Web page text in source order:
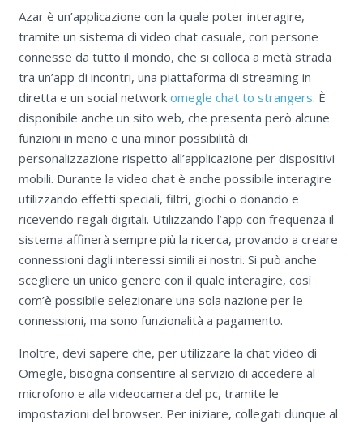
Azar è un’applicazione con la quale poter interagire,
tramite un sistema di video chat casuale, con persone
connesse da tutto il mondo, che si colloca a metà strada
tra un’app di incontri, una piattaforma di streaming in
diretta e un social network omegle chat to strangers. È
disponibile anche un sito web, che presenta però alcune
funzioni in meno e una minor possibilità di
personalizzazione rispetto all’applicazione per dispositivi
mobili. Durante la video chat è anche possibile interagire
utilizzando effetti speciali, filtri, giochi o donando e
ricevendo regali digitali. Utilizzando l’app con frequenza il
sistema affinerà sempre più la ricerca, provando a creare
connessioni dagli interessi simili ai nostri. Si può anche
scegliere un unico genere con il quale interagire, così
com’è possibile selezionare una sola nazione per le
connessioni, ma sono funzionalità a pagamento.
Inoltre, devi sapere che, per utilizzare la chat video di
Omegle, bisogna consentire al servizio di accedere al
microfono e alla videocamera del pc, tramite le
impostazioni del browser. Per iniziare, collegati dunque al